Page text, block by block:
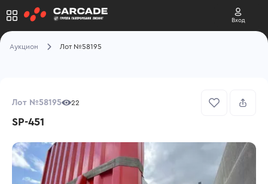
Вход
Аукцион Лот №58195
Лот №58195 22
SP-451